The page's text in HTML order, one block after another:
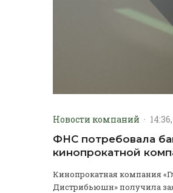
Новости компаний ·
ФНС потребовала
кинопрокатной
Кинопрокатная компания
Дистрибьюшн» получила